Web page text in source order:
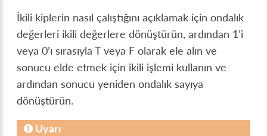
İkili kiplerin nasıl çalıştığını açıklamak için ondalık
değerleri ikili değerlere dönüştürün, ardından 1’i
veya 0’ı sırasıyla T veya F olarak ele alın ve
sonucu elde etmek için ikili işlemi kullanın ve
ardından sonucu yeniden ondalık sayıya
dönüştürün.
Uyarı